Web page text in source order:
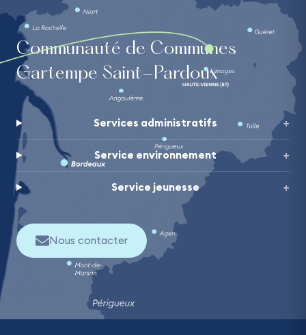
Communauté de Communes
Gartempe Saint-Pardoux
Services administratifs
Service environnement
Service jeunesse
Nous contacter